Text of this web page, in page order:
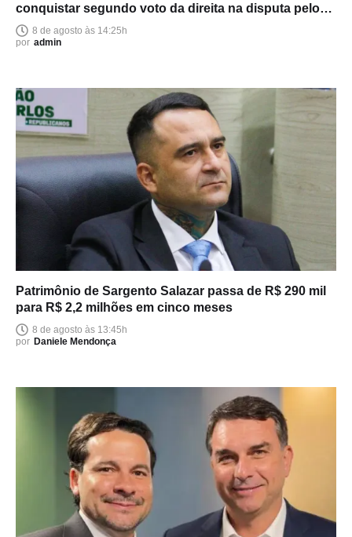
conquistar segundo voto da direita na disputa pelo
Senado
8 de agosto às 14:25h
por admin
Patrimônio de Sargento Salazar passa de R$ 290 mil
para R$ 2,2 milhões em cinco meses
8 de agosto às 13:45h
por Daniele Mendonça